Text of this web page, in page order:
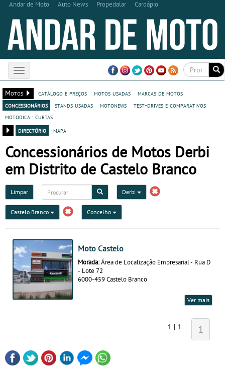
Andar de Moto Auto News Propedalar Cardápio
Toggle
navigation
Motos
catálogo e preços motos usadas
marcas de motos
concessionários
stands usadas motonews
test-drives e comparativos
motodica - curtas
directório
mapa
Concessionários de Motos Derbi
em Distrito de Castelo Branco
Limpar Derbi
Castelo Branco Concelho
Moto Castelo
Morada:Área de Localização Empresarial - Rua D
- Lote 72
6000-459 Castelo Branco
Ver mais
1 | 1 1